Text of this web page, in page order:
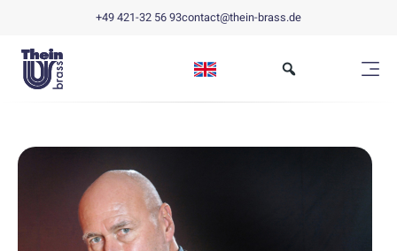
+49 421-32 56 93contact@thein-brass.de